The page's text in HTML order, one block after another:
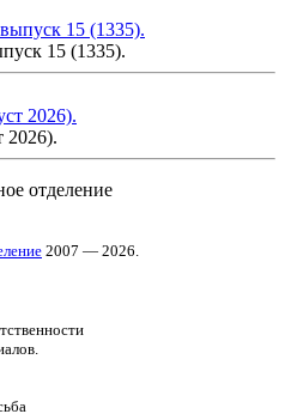
15 (1335).
2026).
отделение
2007 — 2026.